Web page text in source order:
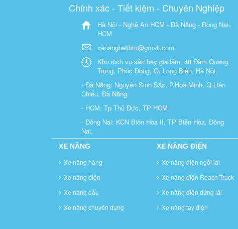
Chính xác - Tiết kiệm - Chuyên Nghiệp
Hà Nội - Nghệ An HCM - Đà Nẵng - Đồng Nai-
HCM
xenanghelibm@gmail.com
Khu dịch vụ sân bay gia lâm, 48 Đàm Quang
Trung, Phúc Đồng, Q. Long Biên, Hà Nội.
- Đà Nẵng: Nguyễn Sinh Sắc, P.Hoà Minh, Q.Liên
Chiểu, Đà Nẵng.
- HCM: Tp Thủ Đức, TP HCM
- Đồng Nai: KCN Biên Hòa II, TP Biên Hòa, Đồng
Nai.
XE NÂNG
Xe nâng hàng
Xe nâng điện
Xe nâng dầu
Xe nâng chuyên dụng
XE NÂNG ĐIỆN
Xe nâng điện ngồi lái
Xe nâng điện Reach Truck
Xe nâng điện đứng lái
Xe nâng tay điện